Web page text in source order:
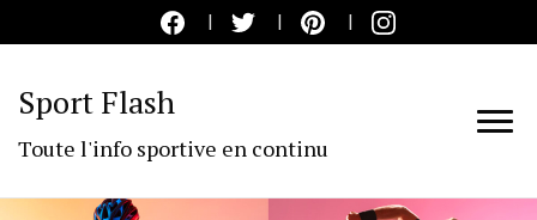
Sport Flash
Toute l'info sportive en continu